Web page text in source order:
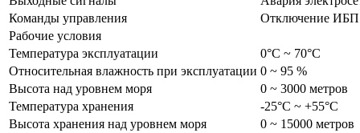
Команды управления
Отключение ИБП
Рабочие условия
Температура эксплуатации
0°C ~ 70°C
Относительная влажность при эксплуатации 0 ~ 95 %
Высота над уровнем моря
0 ~ 3000 метров
Температура хранения
-25°C ~ +55°C
Высота хранения над уровнем моря
0 ~ 15000 метров